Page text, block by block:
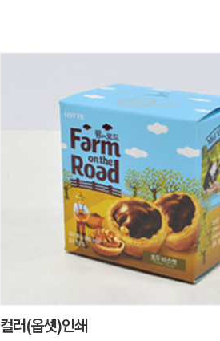
컬러(옵셋)인쇄